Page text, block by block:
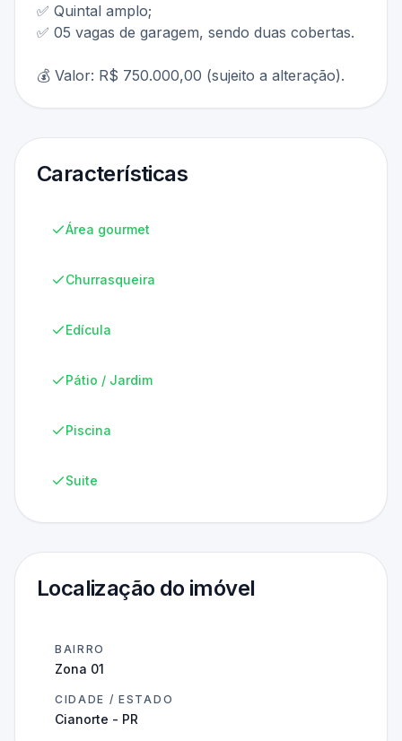
✅ Quintal amplo;
✅ 05 vagas de garagem, sendo duas cobertas.
💰 Valor: R$ 750.000,00 (sujeito a alteração).
Características
Área gourmet
Churrasqueira
Edícula
Pátio / Jardim
Piscina
Suite
Localização do imóvel
BAIRRO
Zona 01
CIDADE / ESTADO
Cianorte - PR